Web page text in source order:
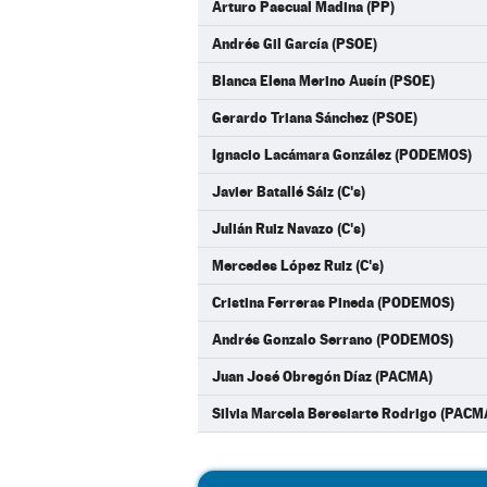
Arturo Pascual Madina (PP)
Andrés Gil García (PSOE)
Blanca Elena Merino Ausín (PSOE)
Gerardo Triana Sánchez (PSOE)
Ignacio Lacámara González (PODEMOS)
Javier Batallé Sáiz (C's)
Julián Ruiz Navazo (C's)
Mercedes López Ruiz (C's)
Cristina Ferreras Pineda (PODEMOS)
Andrés Gonzalo Serrano (PODEMOS)
Juan José Obregón Díaz (PACMA)
Silvia Marcela Beresiarte Rodrigo